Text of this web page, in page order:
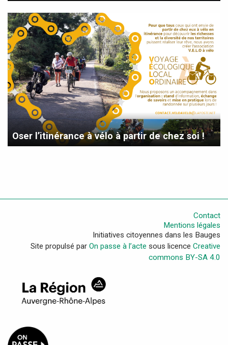
Oser l’itinérance à vélo à partir de chez soi !
Contact
Mentions légales
Initiatives citoyennes dans les Bauges
Site propulsé par On passe à l’acte sous licence Creative
commons BY-SA 4.0